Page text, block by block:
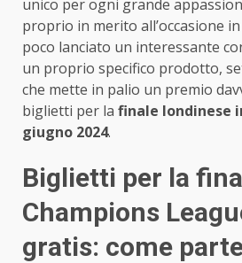
unico per ogni grande
proprio in merito all’occasione
poco lanciato un interessante
un proprio specifico prodotto,
che mette in palio un premio
biglietti per la finale londinese
giugno 2024.
Biglietti per la
Champions
gratis: come